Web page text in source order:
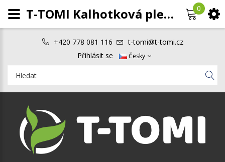
+420 778 081 116
t-tomi@t-tomi.cz
Přihlásit se
Česky
0
T-TOMI Kalhotková plena AIO - přebalovací set suchý zip Owls